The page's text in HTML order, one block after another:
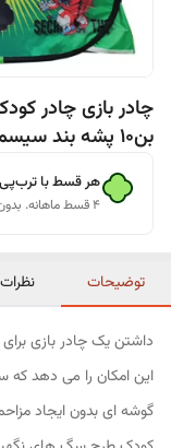
چادر بازی چادر
بن10 پشه بند سیسمونی شال کد6
هر قسط با
۴ قسط ماهانه. بدون سود، چک و ضامن.
توضیحات
داشتن یک چادر بازی
این امکان را می دهد که
گوشه ای بدون ایجاد